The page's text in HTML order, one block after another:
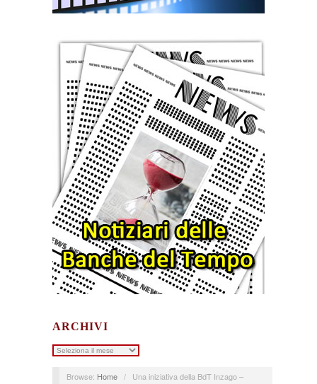
ARCHIVI
Archivi
Browse: Home /
Una iniziativa della BdT Inzago –